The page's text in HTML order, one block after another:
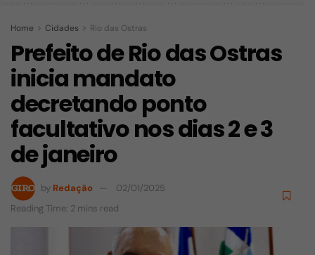
Home Cidades Rio das Ostras
Prefeito de Rio das Ostras
inicia mandato
decretando ponto
facultativo nos dias 2 e 3
de janeiro
by Redação
02/01/2025
Reading Time: 2 mins read